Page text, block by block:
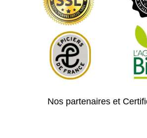
Nos partenaires et